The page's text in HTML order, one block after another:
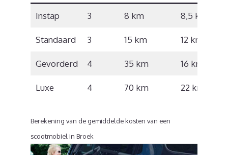
Instap 3 8 km 8,5 km/u
Standaard 3 15 km 12 km/u
Gevorderd 4 35 km 16 km/u
Luxe 4 70 km 22 km/u
Berekening van de gemiddelde kosten van een
scootmobiel in Broek